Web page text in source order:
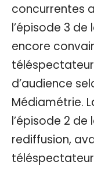
concurrentes
l’épisode 3 de
encore
d’audience
Médiamétrie.
l’épisode 2 de
rediffusion,